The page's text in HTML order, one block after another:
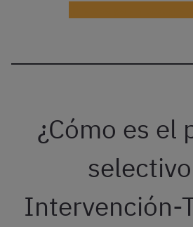
¿Cómo es el
Intervención-